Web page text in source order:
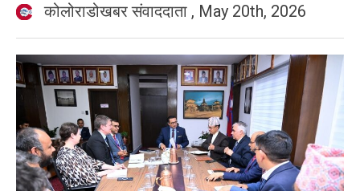
कोलोराडोखबर संवाददाता , May 20th, 2026